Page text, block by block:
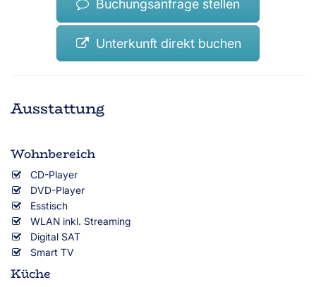
Buchungsanfrage stellen
Unterkunft direkt buchen
Ausstattung
Wohnbereich
CD-Player
DVD-Player
Esstisch
WLAN inkl. Streaming
Digital SAT
Smart TV
Küche